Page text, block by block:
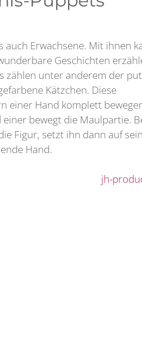
Erwachsene. Mit ihnen
Geschichten
zählen unter anderem der
Kätzchen. Diese
einer Hand komplett
bewegt die Maulpartie.
Figur, setzt ihn dann auf
Hand.
jh-